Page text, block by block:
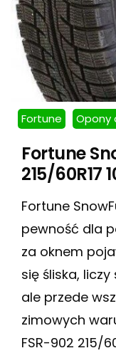
Fortune Opony
Fortune
215/60R17
Fortune
pewność dla
za oknem
się śliska,
ale przede
zimowych
FSR-902 215/